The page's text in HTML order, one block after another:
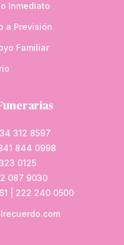
Inmediato
a Previsión
Familiar
312 8597
844 0998
0125
087 9030
| 222 240 0500